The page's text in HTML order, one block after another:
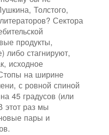
Толстого,
Сектора
продукты,
либо стагнируют,
исходное
на ширине
с ровной спиной
45 градусов (или
этот раз мы
пары и